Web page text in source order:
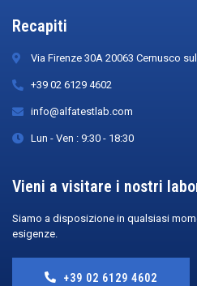
Recapiti
Via Firenze 30A 20063 Cernusco
+39 02 6129 4602
info@alfatestlab.com
Lun - Ven : 9:30 - 18:30
Vieni a visitare i nostri
Siamo a disposizione in qualsiasi
esigenze.
+39 02 6129 4602